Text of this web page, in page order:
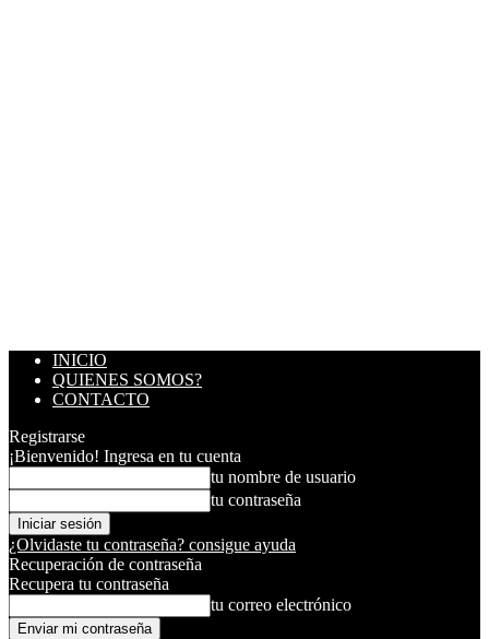
INICIO
QUIENES SOMOS?
CONTACTO
Registrarse
¡Bienvenido! Ingresa en tu cuenta
tu nombre de usuario
tu contraseña
¿Olvidaste tu contraseña? consigue ayuda
Recuperación de contraseña
Recupera tu contraseña
tu correo electrónico